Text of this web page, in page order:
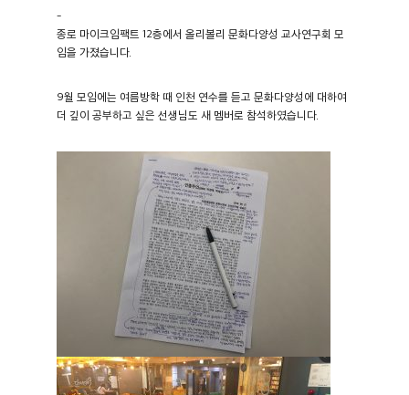
-
종로 마이크임팩트 12층에서 올리볼리 문화다양성 교사연구회 모
임을 가졌습니다.
9월 모임에는 여름방학 때 인천 연수를 듣고 문화다양성에 대하여
더 깊이 공부하고 싶은 선생님도 새 멤버로 참석하였습니다.